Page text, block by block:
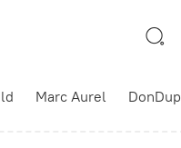
Marc Aurel DonDup